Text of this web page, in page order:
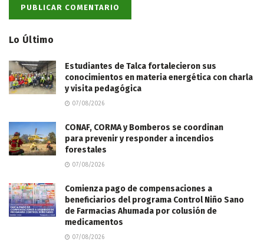
Lo Último
Estudiantes de Talca fortalecieron sus
conocimientos en materia energética con charla
y visita pedagógica
07/08/2026
CONAF, CORMA y Bomberos se coordinan
para prevenir y responder a incendios
forestales
07/08/2026
Comienza pago de compensaciones a
beneficiarios del programa Control Niño Sano
de Farmacias Ahumada por colusión de
medicamentos
07/08/2026